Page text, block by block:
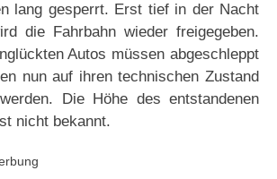
lang gesperrt. Erst tief in der Nacht
die Fahrbahn wieder freigegeben.
Autos müssen abgeschleppt
nun auf ihren technischen Zustand
Die Höhe des entstandenen
nicht bekannt.